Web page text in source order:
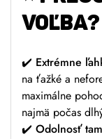
VOĽBA?
✔️ Extrémne
na ťažké a
maximálne
najmä počas
✔️ Odolnosť